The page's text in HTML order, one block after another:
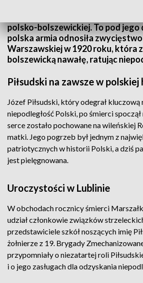
polsko-bolszewickiej. To pod
polska armia odnosiła
Warszawskiej w 1920 roku, która
bolszewicką nawałę, ratując
Piłsudski na zawsze w
Józef Piłsudski, który odegrał kluczową
niepodległość Polski, po śmierci spoczął
serce zostało pochowane na wileńskiej
matki. Jego pogrzeb był jednym z
patriotycznych w historii Polski, a dziś
jest pielęgnowana.
Uroczystości w Lublinie
W obchodach rocznicy śmierci
udział członkowie związków
przedstawiciele szkół noszących imię
żołnierze z 19. Brygady
przypomniały o niezatartej roli
i o jego zasługach dla odzyskania